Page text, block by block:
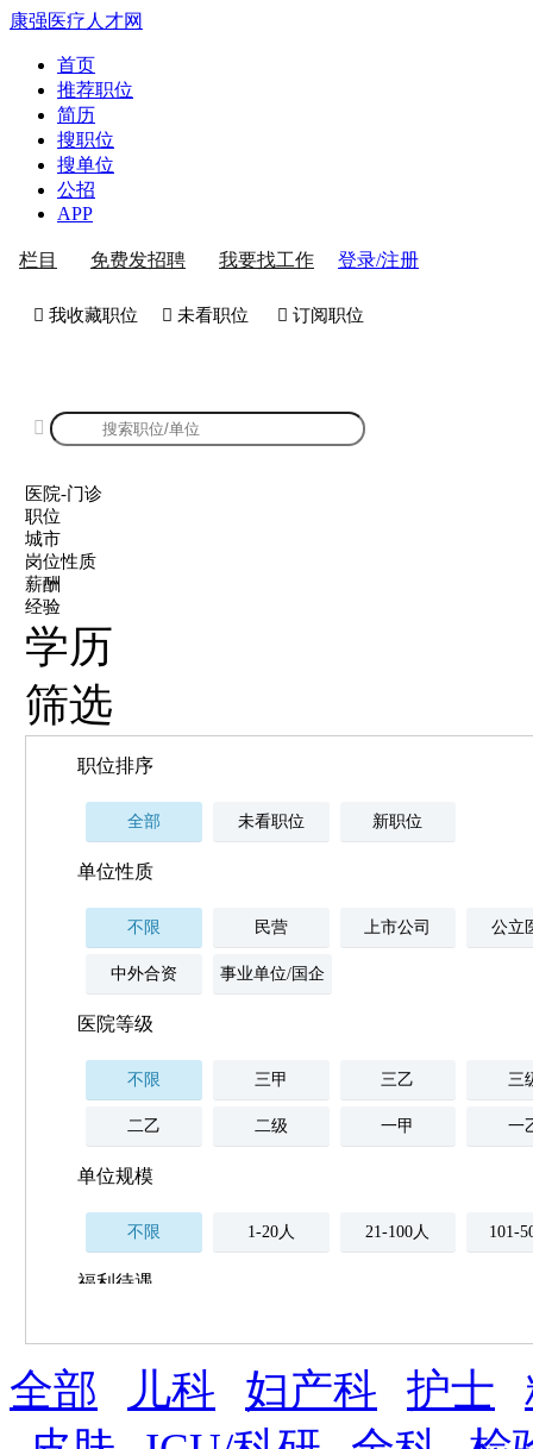
康强医疗人才网
首页
推荐职位
简历
搜职位
搜单位
公招
APP
栏目 免费发招聘 我要找工作 登录/注册
 我收藏职位  未看职位  订阅职位

医院-门诊
职位
城市
岗位性质
薪酬
经验
学历
筛选
职位排序
全部 未看职位 新职位
单位性质
不限 民营 上市公司 公立
中外合资 事业单位/国企
医院等级
不限 三甲 三乙 三
二乙 二级 一甲 一
单位规模
不限 1-20人 21-100人 101-
福利待遇
薪资与社保
五险 住房公积金 企业
全部 儿科 妇产科 护士